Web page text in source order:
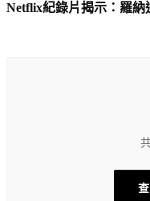
Netflix紀錄片揭示：羅